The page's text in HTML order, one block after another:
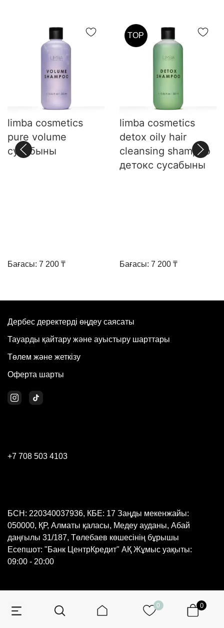
0 0
limba cosmetics
pure volume
сусабыны
Бағасы: 7 200 ₸
TOP
limba cosmetics
detox oily hair
cleansing shampoo
детокс сусабыны
Бағасы: 7 200 ₸
Дербес деректерді өңдеу саясаты
Тауарды қайтару және ауыстыру шарттары
Төлем және жеткізу
Оферта шарты
+7 708 503 4103
БСН: 220340037936, КБЕ: 17 Заңды мекенжайы:
050000, ҚР, Алматы қаласы, Медеу ауданы, Абай
даңғылы 31/187, Төлебаев көшесінің бұрышы
Есепшот: "Банк ЦентрКредит" АҚ Жұмыс уақыты:
09:00 - 20:00
© 2026 Барлық құқықтар қорғалған